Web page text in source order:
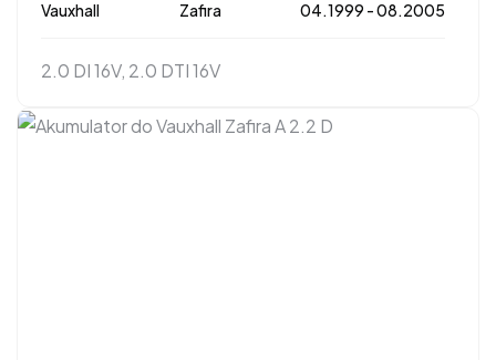
Vauxhall Zafira 04.1999 - 08.2005
2.0 DI 16V, 2.0 DTI 16V